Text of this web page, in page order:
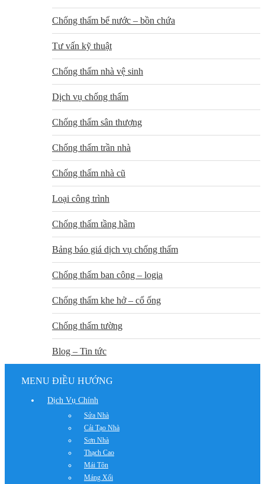
Chống thấm bể nước – bồn chứa
Tư vấn kỹ thuật
Chống thấm nhà vệ sinh
Dịch vụ chống thấm
Chống thấm sân thượng
Chống thấm trần nhà
Chống thấm nhà cũ
Loại công trình
Chống thấm tầng hầm
Bảng báo giá dịch vụ chống thấm
Chống thấm ban công – logia
Chống thấm khe hở – cổ ống
Chống thấm tường
Blog – Tin tức
MENU ĐIỀU HƯỚNG
Dịch Vụ Chính
Sửa Nhà
Cải Tạo Nhà
Sơn Nhà
Thạch Cao
Mái Tôn
Máng Xối